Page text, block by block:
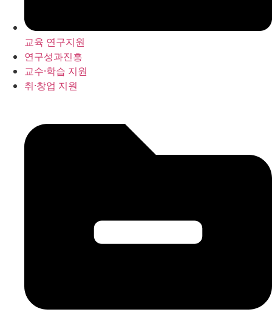
교육 연구지원
연구성과진흥
교수·학습 지원
취·창업 지원